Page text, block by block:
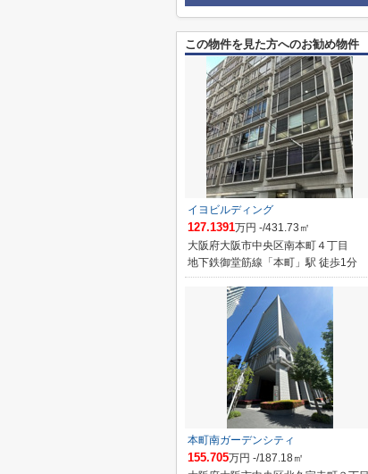
この物件を見た方へのお勧め物件
イヨビルディング
127.1391万円 -/431.73㎡
大阪府大阪市中央区南本町４丁目
地下鉄御堂筋線「本町」駅 徒歩1分
本町南ガーデンシティ
155.705万円 -/187.18㎡